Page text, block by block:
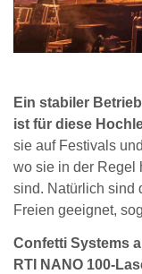
Ein stabiler
ist für diese
sie auf Festivals
wo sie in der Regel
sind. Natürlich sind
Freien geeignet,
Confetti Systems
RTI NANO 100-